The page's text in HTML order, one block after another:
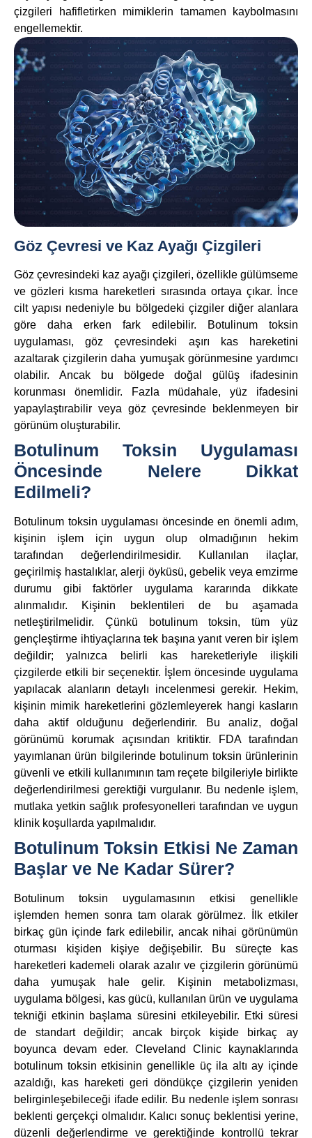
çizgileri hafifletirken mimiklerin tamamen kaybolmasını
engellemektir.
Göz Çevresi ve Kaz Ayağı Çizgileri
Göz çevresindeki kaz ayağı çizgileri, özellikle gülümseme
ve gözleri kısma hareketleri sırasında ortaya çıkar. İnce
cilt yapısı nedeniyle bu bölgedeki çizgiler diğer alanlara
göre daha erken fark edilebilir. Botulinum toksin
uygulaması, göz çevresindeki aşırı kas hareketini
azaltarak çizgilerin daha yumuşak görünmesine yardımcı
olabilir. Ancak bu bölgede doğal gülüş ifadesinin
korunması önemlidir. Fazla müdahale, yüz ifadesini
yapaylaştırabilir veya göz çevresinde beklenmeyen bir
görünüm oluşturabilir.
Botulinum Toksin Uygulaması
Öncesinde Nelere Dikkat
Edilmeli?
Botulinum toksin uygulaması öncesinde en önemli adım,
kişinin işlem için uygun olup olmadığının hekim
tarafından değerlendirilmesidir. Kullanılan ilaçlar,
geçirilmiş hastalıklar, alerji öyküsü, gebelik veya emzirme
durumu gibi faktörler uygulama kararında dikkate
alınmalıdır. Kişinin beklentileri de bu aşamada
netleştirilmelidir. Çünkü botulinum toksin, tüm yüz
gençleştirme ihtiyaçlarına tek başına yanıt veren bir işlem
değildir; yalnızca belirli kas hareketleriyle ilişkili
çizgilerde etkili bir seçenektir. İşlem öncesinde uygulama
yapılacak alanların detaylı incelenmesi gerekir. Hekim,
kişinin mimik hareketlerini gözlemleyerek hangi kasların
daha aktif olduğunu değerlendirir. Bu analiz, doğal
görünümü korumak açısından kritiktir. FDA tarafından
yayımlanan ürün bilgilerinde botulinum toksin ürünlerinin
güvenli ve etkili kullanımının tam reçete bilgileriyle birlikte
değerlendirilmesi gerektiği vurgulanır. Bu nedenle işlem,
mutlaka yetkin sağlık profesyonelleri tarafından ve uygun
klinik koşullarda yapılmalıdır.
Botulinum Toksin Etkisi Ne Zaman
Başlar ve Ne Kadar Sürer?
Botulinum toksin uygulamasının etkisi genellikle
işlemden hemen sonra tam olarak görülmez. İlk etkiler
birkaç gün içinde fark edilebilir, ancak nihai görünümün
oturması kişiden kişiye değişebilir. Bu süreçte kas
hareketleri kademeli olarak azalır ve çizgilerin görünümü
daha yumuşak hale gelir. Kişinin metabolizması,
uygulama bölgesi, kas gücü, kullanılan ürün ve uygulama
tekniği etkinin başlama süresini etkileyebilir. Etki süresi
de standart değildir; ancak birçok kişide birkaç ay
boyunca devam eder. Cleveland Clinic kaynaklarında
botulinum toksin etkisinin genellikle üç ila altı ay içinde
azaldığı, kas hareketi geri döndükçe çizgilerin yeniden
belirginleşebileceği ifade edilir. Bu nedenle işlem sonrası
beklenti gerçekçi olmalıdır. Kalıcı sonuç beklentisi yerine,
düzenli değerlendirme ve gerektiğinde kontrollü tekrar